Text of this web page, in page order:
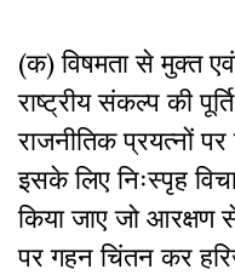
(क) विषमता से मुक्त एवं
राष्ट्रीय संकल्प की
राजनीतिक प्रयत्नों पर
इसके लिए निःस्पृह
किया जाए जो
पर गहन चिंतन कर